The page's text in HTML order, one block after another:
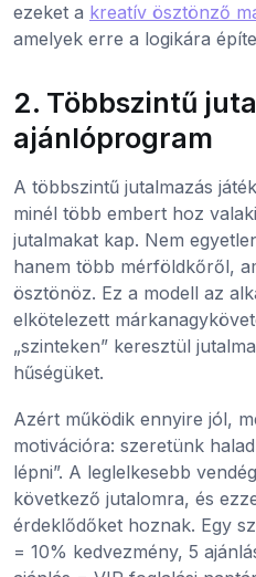
ezeket a kreatív ösztönző
amelyek erre a logikára
2. Többszintű
ajánlóprogram
A többszintű jutalmazás
minél több embert hoz
jutalmakat kap. Nem
hanem több mérföldkőről,
ösztönöz. Ez a modell az
elkötelezett
„szinteken” keresztül
hűségüket.
Azért működik ennyire jól,
motivációra: szeretünk
lépni”. A leglelkesebb
következő jutalomra, és
érdeklődőket hoznak. Egy
= 10% kedvezmény, 5